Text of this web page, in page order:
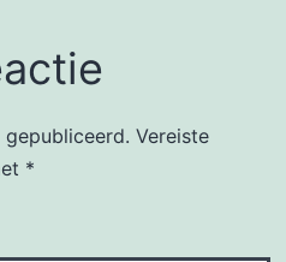
Vereiste
*